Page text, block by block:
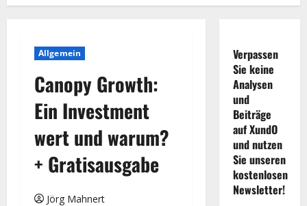
Allgemein
Canopy Growth:
Ein Investment
wert und warum?
+ Gratisausgabe
Jörg Mahnert
Verpassen
Sie keine
Analysen
und
Beiträge
auf XundO
und nutzen
Sie unseren
kostenlosen
Newsletter!